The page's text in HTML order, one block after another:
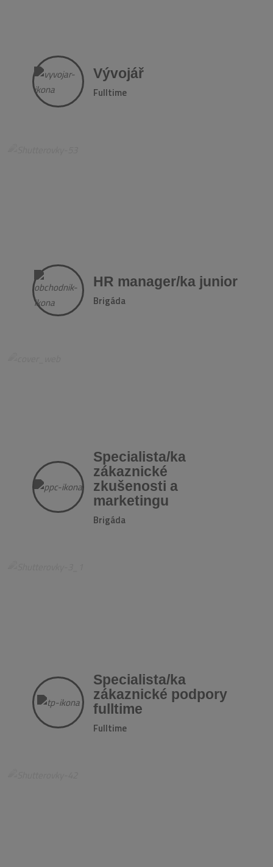
Vývojář
Fulltime
HR manager/ka junior
Brigáda
Specialista/ka
zákaznické
zkušenosti a
marketingu
Brigáda
Specialista/ka
zákaznické podpory
fulltime
Fulltime